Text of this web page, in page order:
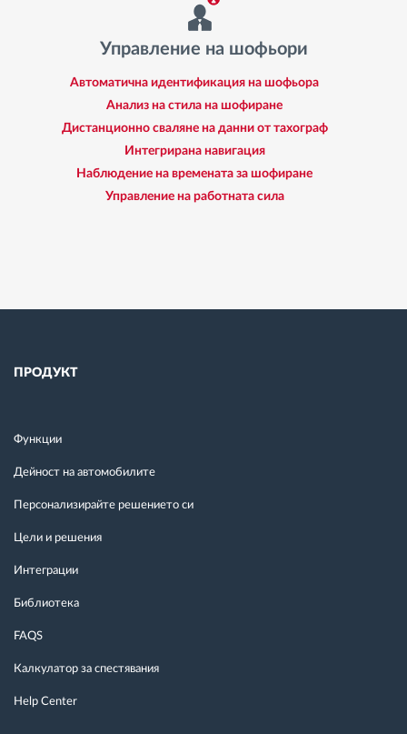
Управление на шофьори
Автоматична идентификация на шофьора
Анализ на стила на шофиране
Дистанционно сваляне на данни от тахограф
Интегрирана навигация
Наблюдение на времената за шофиране
Управление на работната сила
ПРОДУКТ
Функции
Дейност на автомобилите
Персонализирайте решението си
Цели и решения
Интеграции
Библиотека
FAQS
Калкулатор за спестявания
Help Center